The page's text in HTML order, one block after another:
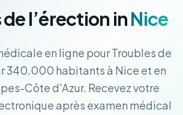
l’érection inNice
en ligne pour Troubles de
340.000 habitants à Nice et en
Côte d'Azur. Recevez votre
après examen médical